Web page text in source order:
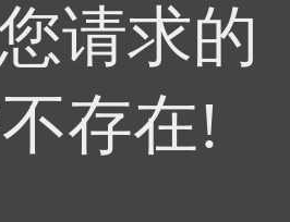
请求的
存在!